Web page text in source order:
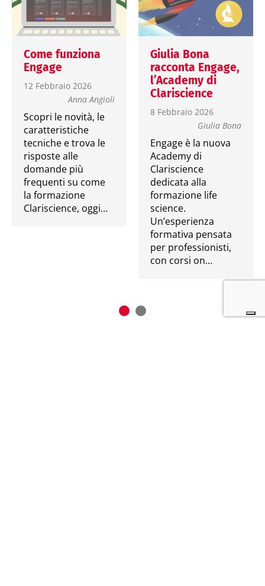
Come funziona
Engage
12 Febbraio 2026
Anna Angioli
Scopri le novità, le
caratteristiche
tecniche e trova le
risposte alle
domande più
frequenti su come
la formazione
Clariscience, oggi…
Giulia Bona
racconta Engage,
l’Academy di
Clariscience
8 Febbraio 2026
Giulia Bona
Engage è la nuova
Academy di
Clariscience
dedicata alla
formazione life
science.
Un’esperienza
formativa pensata
per professionisti,
con corsi on…